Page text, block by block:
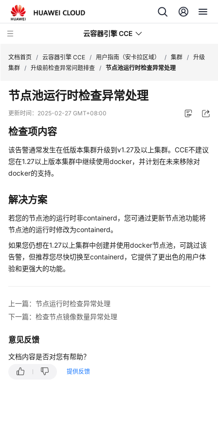
云容器引擎 CCE
最
动
态
服
务
告
产
品
介
绍
明
基
础
识
文档首页 / 云容器引擎 CCE / 用户指南（安卡拉区域） / 集群 / 升级
集群 / 升级前检查异常问题排查 / 节点池运行时检查异常处理
节点池运行时检查异常处理
更新时间： 2025-02-27 GMT+08:00
检查项内容
该告警通常发生在低版本集群升级到v1.27及以上集群。CCE不建议
您在1.27以上版本集群中继续使用docker，并计划在未来移除对
docker的支持。
解决方案
若您的节点池的运行时非containerd，您可通过更新节点池功能将
节点池的运行时修改为containerd。
如果您仍想在1.27以上集群中创建并使用docker节点池，可跳过该
告警，但推荐您尽快切换至containerd，它提供了更出色的用户体
验和更强大的功能。
上一篇：节点运行时检查异常处理
下一篇：检查节点镜像数量异常处理
意见反馈
文档内容是否对您有帮助？
提供反馈